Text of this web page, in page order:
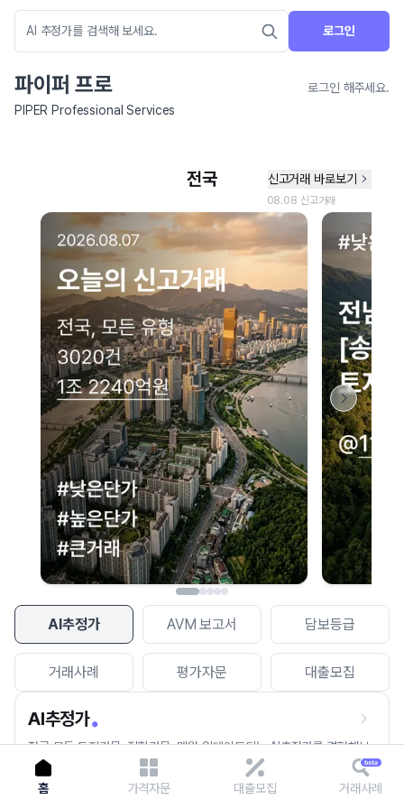
로그인
파이퍼 프로
로그인 해주세요.
PIPER Professional Services
AI추정가 AVM 보고서 담보등급
거래사례 평가자문 대출모집
AI추정가
전국 모든 토지건물, 집합건물, 매월 업데이트되는 AI추정가를 경험해보
세요.
네이버 지도 연결 안내
현재 네이버 지도 연결이 원활하지 않아 지도를 불러올 수 없습니다.
이용에 불편을 드려 죄송합니다.
다시 시도
홈 가격자문 대출모집 거래사례